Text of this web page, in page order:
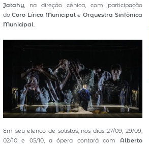
Jatahy, na direção cênica, com participação
doCoro Lírico Municipal e Orquestra Sinfônica
Municipal
Em seu elenco de solistas, nos dias 27/09, 29/09,
02/10 e 05/10, a ópera contará com Alberto